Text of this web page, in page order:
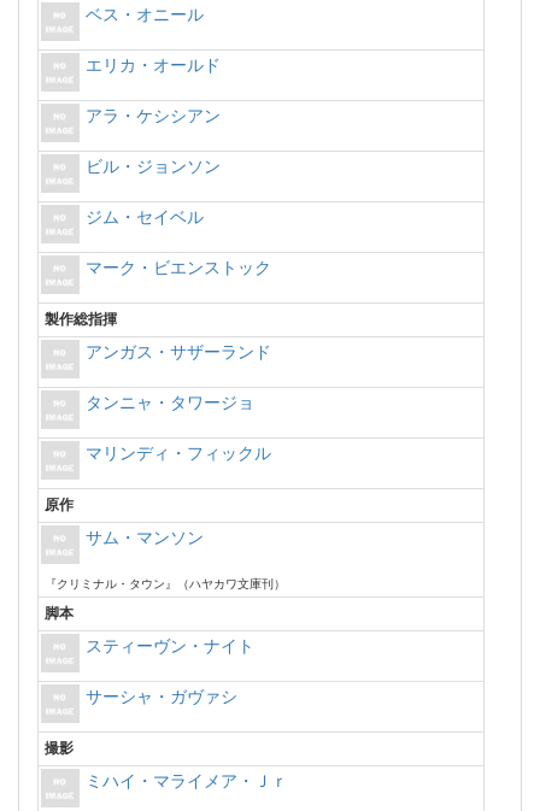
ベス・オニール
エリカ・オールド
アラ・ケシシアン
ビル・ジョンソン
ジム・セイベル
マーク・ビエンストック
製作総指揮
アンガス・サザーランド
タンニャ・タワージョ
マリンディ・フィックル
原作
サム・マンソン
『クリミナル・タウン』（ハヤカワ文庫刊）
脚本
スティーヴン・ナイト
サーシャ・ガヴァシ
撮影
ミハイ・マライメア・Ｊｒ